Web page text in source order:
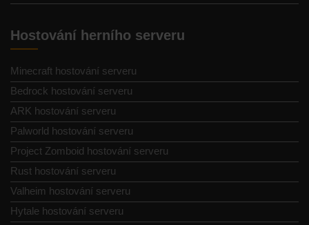
Hostování herního serveru
Minecraft hostování serveru
Bedrock hostování serveru
ARK hostování serveru
Palworld hostování serveru
Project Zomboid hostování serveru
Rust hostování serveru
Valheim hostování serveru
Hytale hostování serveru